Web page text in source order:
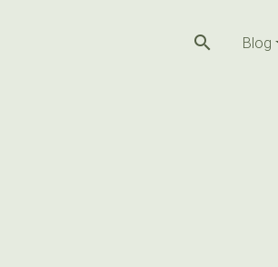
search Blog